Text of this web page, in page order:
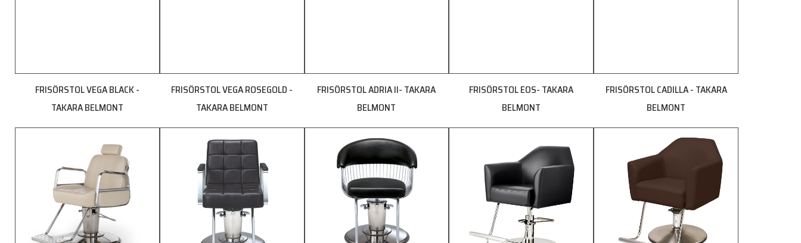
FRISÖRSTOL VEGA BLACK -
TAKARA BELMONT
FRISÖRSTOL VEGA ROSEGOLD -
TAKARA BELMONT
FRISÖRSTOL ADRIA II- TAKARA
BELMONT
FRISÖRSTOL EOS- TAKARA
BELMONT
FRISÖRSTOL CADILLA - TAKARA
BELMONT